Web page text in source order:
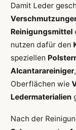
Damit Leder
Reinigungsmittel
nutzen dafür den
speziellen
Alcantarareiniger
Oberflächen wie
Ledermaterialien
Nach der